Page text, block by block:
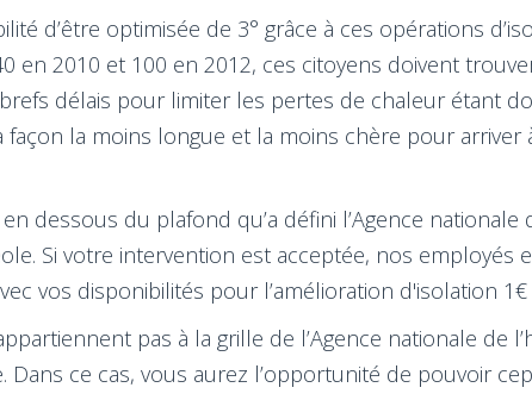
d’être optimisée de 3° grâce à ces opérations
en 2010 et 100 en 2012, ces citoyens doivent
délais pour limiter les pertes de chaleur étant
façon la moins longue et la moins chère pour
dessous du plafond qu’a défini l’Agence
Si votre intervention est acceptée, nos
vos disponibilités pour l’amélioration d'isolation 1€
pas à la grille de l’Agence nationale de
Dans ce cas, vous aurez l’opportunité de pouvoir